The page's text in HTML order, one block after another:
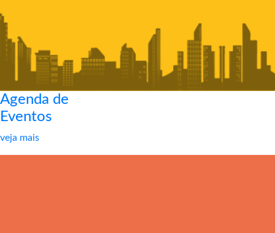
Agenda de
Eventos
veja mais